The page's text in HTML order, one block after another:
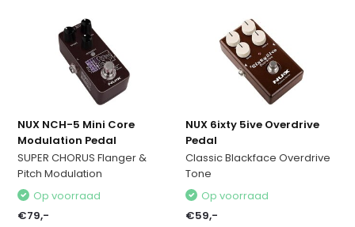
NUX NCH-5 Mini Core
Modulation Pedal
SUPER CHORUS Flanger &
Pitch Modulation
Op voorraad
€79,-
NUX 6ixty 5ive Overdrive
Pedal
Classic Blackface Overdrive
Tone
Op voorraad
€59,-